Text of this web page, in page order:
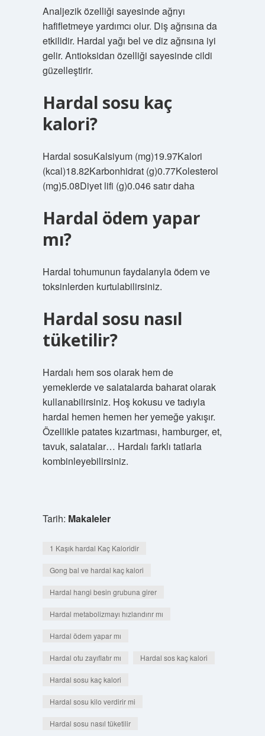
Analjezik özelliği sayesinde ağrıyı
hafifletmeye yardımcı olur. Diş ağrısına da
etkilidir. Hardal yağı bel ve diz ağrısına iyi
gelir. Antioksidan özelliği sayesinde cildi
güzelleştirir.
Hardal sosu kaç
kalori?
Hardal sosuKalsiyum (mg)19.97Kalori
(kcal)18.82Karbonhidrat (g)0.77Kolesterol
(mg)5.08Diyet lifi (g)0.046 satır daha
Hardal ödem yapar
mı?
Hardal tohumunun faydalarıyla ödem ve
toksinlerden kurtulabilirsiniz.
Hardal sosu nasıl
tüketilir?
Hardalı hem sos olarak hem de
yemeklerde ve salatalarda baharat olarak
kullanabilirsiniz. Hoş kokusu ve tadıyla
hardal hemen hemen her yemeğe yakışır.
Özellikle patates kızartması, hamburger, et,
tavuk, salatalar… Hardalı farklı tatlarla
kombinleyebilirsiniz.
Tarih: Makaleler
1 Kaşık hardal Kaç Kaloridir
Gong bal ve hardal kaç kalori
Hardal hangi besin grubuna girer
Hardal metabolizmayı hızlandırır mı
Hardal ödem yapar mı
Hardal otu zayıflatır mı Hardal sos kaç kalori
Hardal sosu kaç kalori
Hardal sosu kilo verdirir mi
Hardal sosu nasıl tüketilir